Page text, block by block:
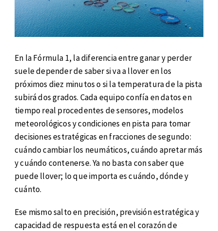
En la Fórmula 1, la diferencia entre ganar y perder
suele depender de saber si va a llover en los
próximos diez minutos o si la temperatura de la pista
subirá dos grados. Cada equipo confía en datos en
tiempo real procedentes de sensores, modelos
meteorológicos y condiciones en pista para tomar
decisiones estratégicas en fracciones de segundo:
cuándo cambiar los neumáticos, cuándo apretar más
y cuándo contenerse. Ya no basta con saber que
puede llover; lo que importa es cuándo, dónde y
cuánto.
Ese mismo salto en precisión, previsión estratégica y
capacidad de respuesta está en el corazón de